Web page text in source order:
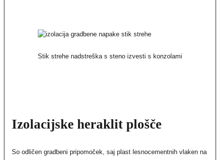
Stik strehe nadstreška s steno izvesti s konzolami
Izolacijske heraklit plošče
So odličen gradbeni pripomoček, saj plast lesnocementnih vlaken na